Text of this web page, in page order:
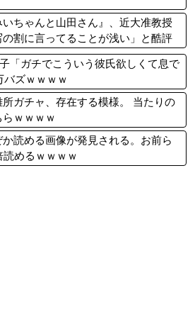
いちゃんと山田さん』、近大准教授
の割に言ってることが浅い」と酷評
化を反対されてしまう……
子「ガチでこういう彼氏欲しくて息で
バズｗｗｗｗ
所ガチャ、存在する模様。 当たりの
ｗｗｗｗ
か読める画像が発見される。お前ら
めるｗｗｗｗ